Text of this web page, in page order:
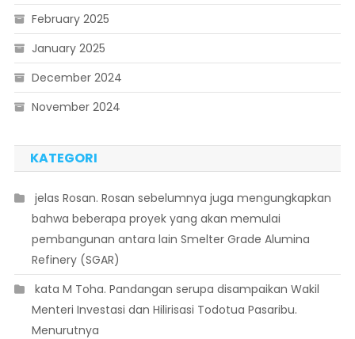
February 2025
January 2025
December 2024
November 2024
KATEGORI
 jelas Rosan. Rosan sebelumnya juga mengungkapkan
bahwa beberapa proyek yang akan memulai
pembangunan antara lain Smelter Grade Alumina
Refinery (SGAR)
 kata M Toha. Pandangan serupa disampaikan Wakil
Menteri Investasi dan Hilirisasi Todotua Pasaribu.
Menurutnya